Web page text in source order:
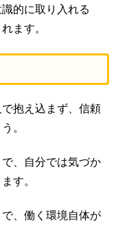
的に取り入れる
ます。
抱え込まず、信頼
。
、自分では気づか
す。
、働く環境自体が